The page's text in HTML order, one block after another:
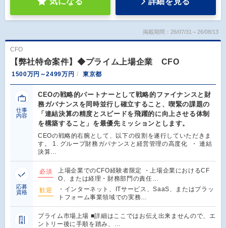
掲載期間：26/07/31～26/08/13
CFO
【弊社特命案件】◆プライム上場企業 CFO
1500万円～2499万円 東京都
仕事
内容
CEOの戦略的パートナーとして戦略的ファイナンスと財
務ガバナンスを同時並⾏し確⽴すること、喫緊の課題の
「連結決算の精度とスピードを⾶躍的に向上させる体制
を構築すること」を最優先ミッションとします。
CEOの戦略的右腕として、以下の役割を遂⾏していただきま
す。 1. グループ財務ガバナンスと経営管理の⾼度化 ・ 連結
決算…
応募
資格
必須
上場企業でのCFO経験者限定 ・上場企業におけるCF
O、または経理・財務部⾨の責任…
歓迎
・インターネット、ITサービス、SaaS、またはプラッ
トフォーム事業領域での実務…
プライム市場上場 ■詳細はここではお伝え出来ませんので、エ
ントリー後に手順を踏み、…